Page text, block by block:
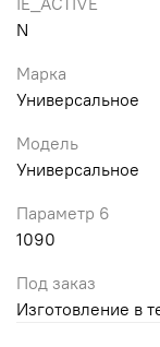
N
Марка
Универсальное
Модель
Универсальное
Параметр 6
1090
Под заказ
Изготовление в